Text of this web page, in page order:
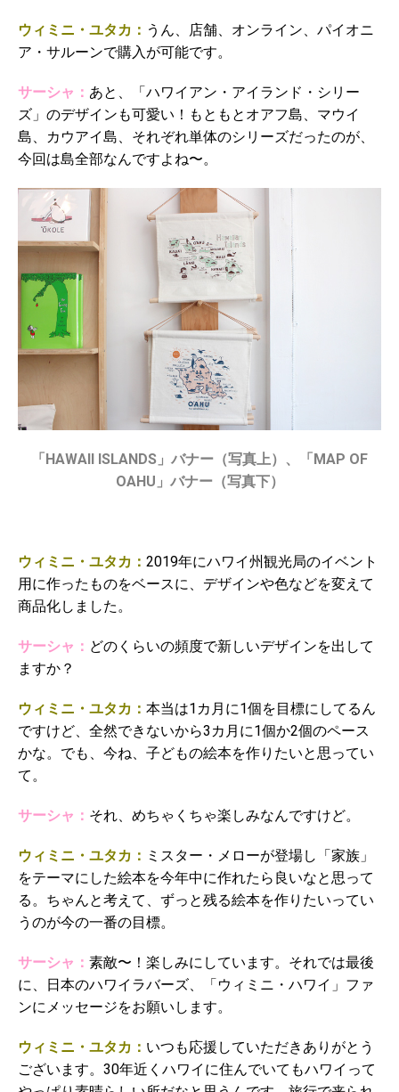
ウィミニ・ユタカ： うん、店舗、オンライン、パイオニ
ア・サルーンで購入が可能です。
サーシャ： あと、「ハワイアン・アイランド・シリー
ズ」のデザインも可愛い！もともとオアフ島、マウイ
島、カウアイ島、それぞれ単体のシリーズだったのが、
今回は島全部なんですよね〜。
「HAWAII ISLANDS」バナー（写真上）、「MAP OF
OAHU」バナー（写真下）
ウィミニ・ユタカ： 2019年にハワイ州観光局のイベント
用に作ったものをベースに、デザインや色などを変えて
商品化しました。
サーシャ： どのくらいの頻度で新しいデザインを出して
ますか？
ウィミニ・ユタカ： 本当は1カ月に1個を目標にしてるん
ですけど、全然できないから3カ月に1個か2個のペース
かな。でも、今ね、子どもの絵本を作りたいと思ってい
て。
サーシャ： それ、めちゃくちゃ楽しみなんですけど。
ウィミニ・ユタカ： ミスター・メローが登場し「家族」
をテーマにした絵本を今年中に作れたら良いなと思って
る。ちゃんと考えて、ずっと残る絵本を作りたいってい
うのが今の一番の目標。
サーシャ： 素敵〜！楽しみにしています。それでは最後
に、日本のハワイラバーズ、「ウィミニ・ハワイ」ファ
ンにメッセージをお願いします。
ウィミニ・ユタカ： いつも応援していただきありがとう
ございます。30年近くハワイに住んでいてもハワイって